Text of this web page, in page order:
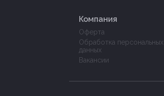
Компания
Оферта
Обработка персональных
данных
Вакансии